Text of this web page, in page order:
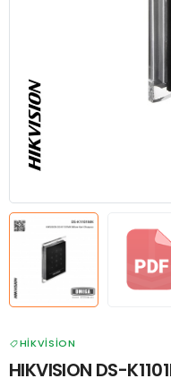
HIKVISION
HIKVISION DS-